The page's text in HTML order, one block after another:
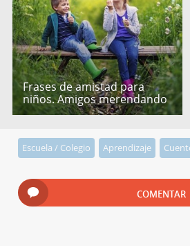
Frases de amistad para
niños. Amigos merendando
Escuela / Colegio Aprendizaje
COMENTAR